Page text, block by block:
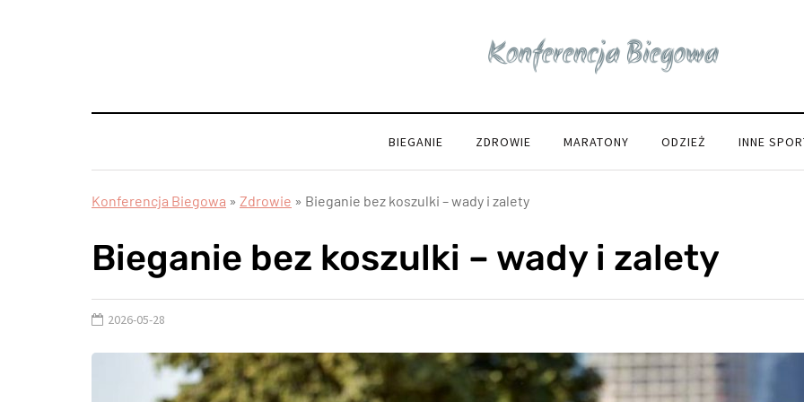
BIEGANIE ZDROWIE MARATONY ODZIEŻ INNE
Konferencja Biegowa » Zdrowie » Bieganie bez koszulki – wady i zalety
Bieganie bez koszulki – wady i zalety
2026-05-28